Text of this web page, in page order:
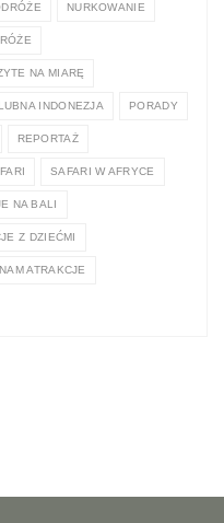
NURKOWANIE
NA MIARĘ
INDONEZJA PORADY
REPORTAŻ
SAFARI W AFRYCE
NA BALI
Z DZIEĆMI
ATRAKCJE